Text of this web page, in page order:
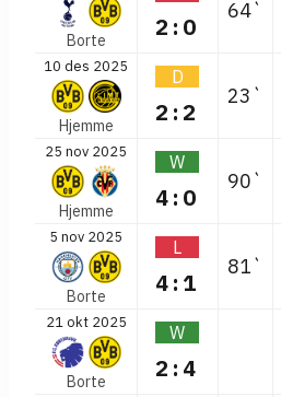
Borte 2:0
64`
10 des 2025
Hjemme
D
2:2
23`
25 nov 2025
Hjemme
W
4:0
90`
5 nov 2025
Borte
L
4:1
81`
21 okt 2025
Borte
W
2:4